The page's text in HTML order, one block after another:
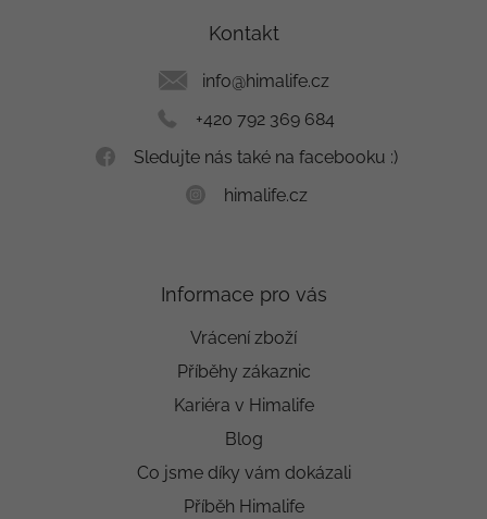
Kontakt
info@himalife.cz
+420 792 369 684
Sledujte nás také na facebooku :)
himalife.cz
Informace pro vás
Vrácení zboží
Příběhy zákaznic
Kariéra v Himalife
Blog
Co jsme díky vám dokázali
Příběh Himalife